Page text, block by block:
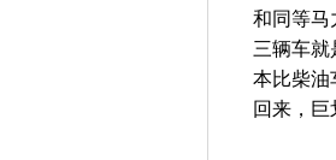
和同等马
三辆车就
本比柴油
回来，巨